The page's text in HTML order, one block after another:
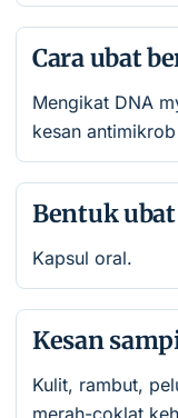
Cara ubat
Mengikat DNA
kesan
Bentuk ubat
Kapsul oral.
Kesan
Kulit, rambut,
merah-coklat